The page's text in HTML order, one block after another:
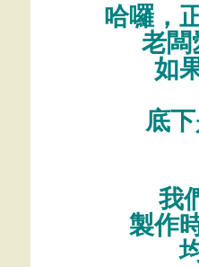
哈囉，
老闆
如
底
我
製作